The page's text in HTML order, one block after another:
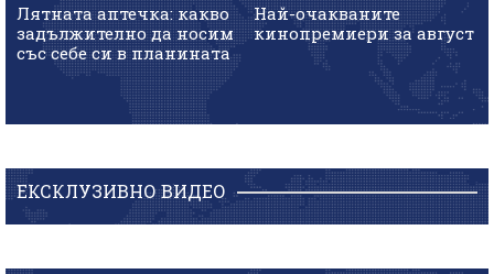
Лятната аптечка: какво
задължително да носим
със себе си в планината
Най-очакваните
кинопремиери за август
ЕКСКЛУЗИВНО ВИДЕО